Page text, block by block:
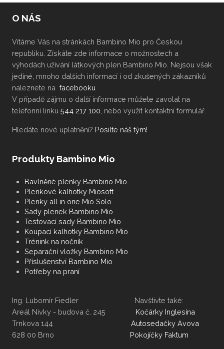
O NÁS
Vítáme Vás na stránkách Bambino Mio pro Českou
republiku. Získáte zde informace o možnostech a
výhodách užívání látkových plen Bambino Mio. Nejsou však
jediné, mnoho dalších informací i od zkušených zákazníků
naleznete na facebooku
V případě zájmu o další informace můžete zavolat na
telefonní linku 544 217 100 , nebo využít kontaktní formulář.
Hledáte nové uplatnění? Posilte náš tým!
Produkty Bambino Mio
Bavlněné plenky Bambino Mio
Plenkové kalhotky Miosoft
Plenky all in one Mio Solo
Sady plenek Bambino Mio
Testovací sady Bambino Mio
Koupací kalhotky Bambino Mio
Trénink na nočník
Separační vložky Bambino Mio
Příslušenství Bambino Mio
Potřeby na praní
Ing. Lubomír Fiedler Navštivte také:
Areál Nivky - budova č. 245 Kočárky Inglesina
Trnkova 144 Autosedačky Avova
628 00 Brno Pokojíčky Faktum